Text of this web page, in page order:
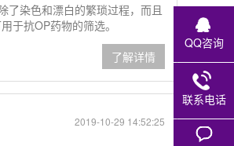
了染色和漂白的繁琐过程，而且
于抗OP药物的筛选。
了解详情
2019-10-29 14:52:25
QQ咨询
联系电话